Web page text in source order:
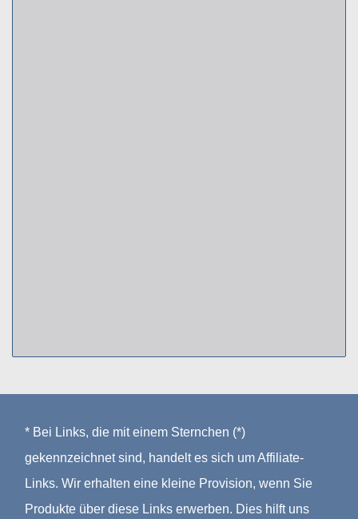
* Bei Links, die mit einem Sternchen (*)
gekennzeichnet sind, handelt es sich um Affiliate-
Links. Wir erhalten eine kleine Provision, wenn Sie
Produkte über diese Links erwerben. Dies hilft uns